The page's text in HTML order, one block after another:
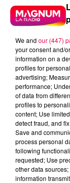
podcasts/
We and our (447)
your consent and/
information on a
profiles for
advertising;
performance;
of data from
profiles to
content; Use
detect fraud, and
Save and
process personal
following
requested; Use
other data
information